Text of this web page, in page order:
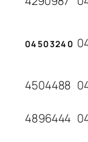
04503240
4504488
4896444